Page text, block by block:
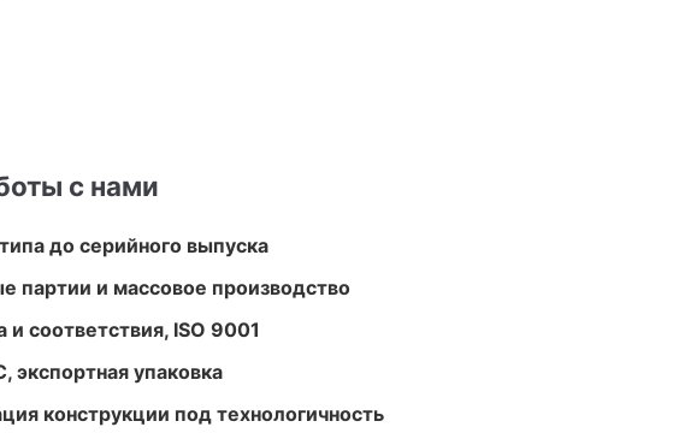
с нами
до серийного выпуска
партии и массовое производство
соответствия, ISO 9001
упаковка
конструкции под технологичность